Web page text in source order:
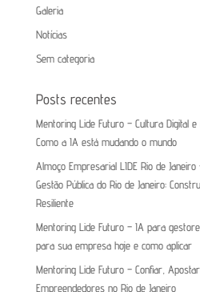
Galeria
Notícias
Sem categoria
Posts recentes
Mentoring Lide Futuro – Cultura Digital
Como a IA está mudando o mundo
Almoço Empresarial LIDE Rio de
Gestão Pública do Rio de Janeiro:
Resiliente
Mentoring Lide Futuro – IA para
para sua empresa hoje e como aplicar
Mentoring Lide Futuro – Confiar,
Empreendedores no Rio de Janeiro